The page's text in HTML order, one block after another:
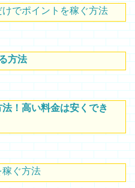
でポイントを稼ぐ方法
方法
！高い料金は安くでき
稼ぐ方法